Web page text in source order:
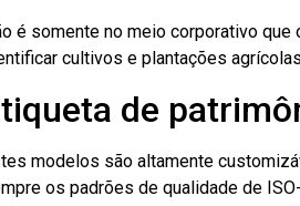
é somente no meio corporativo
cultivos e plantações
de
modelos são altamente
os padrões de qualidade de